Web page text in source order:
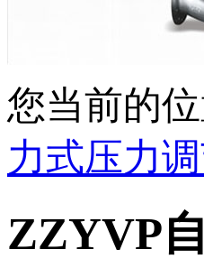
您当前的
力式压力
ZZYVP